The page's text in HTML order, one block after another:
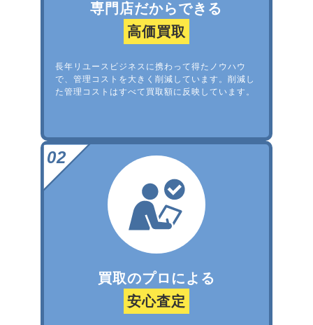
専門店だからできる
高価買取
長年リユースビジネスに携わって得たノウハウ
で、管理コストを大きく削減しています。削減し
た管理コストはすべて買取額に反映しています。
買取のプロによる
安心査定